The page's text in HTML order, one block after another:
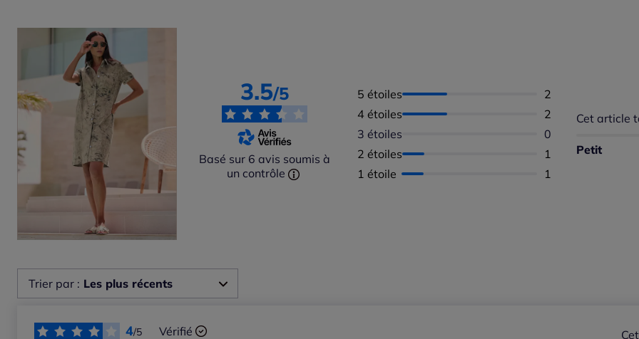
3.5/5
Basé sur 6 avis soumis à
un contrôle
5 étoiles Nombre d'avis :
2
4 étoiles
Nombre d'avis :
2
3 étoiles
Aucun avis
0
2 étoiles
Nombre d'avis :
1
1 étoile
Nombre d'avis :
1
Cet article
Petit
Répartition
Trier par : Les plus récents
4/5 Vérifié